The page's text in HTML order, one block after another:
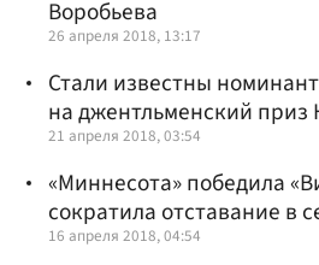
Воробьева
26 апреля 2018, 13:17
Стали известны
на джентльменский приз
21 апреля 2018, 03:54
«Миннесота» победила
сократила отставание в
16 апреля 2018, 04:54